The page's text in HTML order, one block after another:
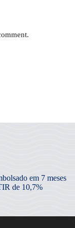
em 7 meses
de 10,7%